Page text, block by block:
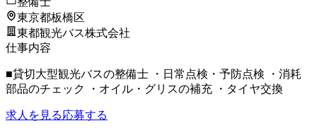
東京都板橋区
東都観光バス株式会社
仕事内容
■貸切大型観光バスの整備士 ・日常点検・予防点検 ・消耗
部品のチェック ・オイル・グリスの補充 ・タイヤ交換
求人を見る応募する